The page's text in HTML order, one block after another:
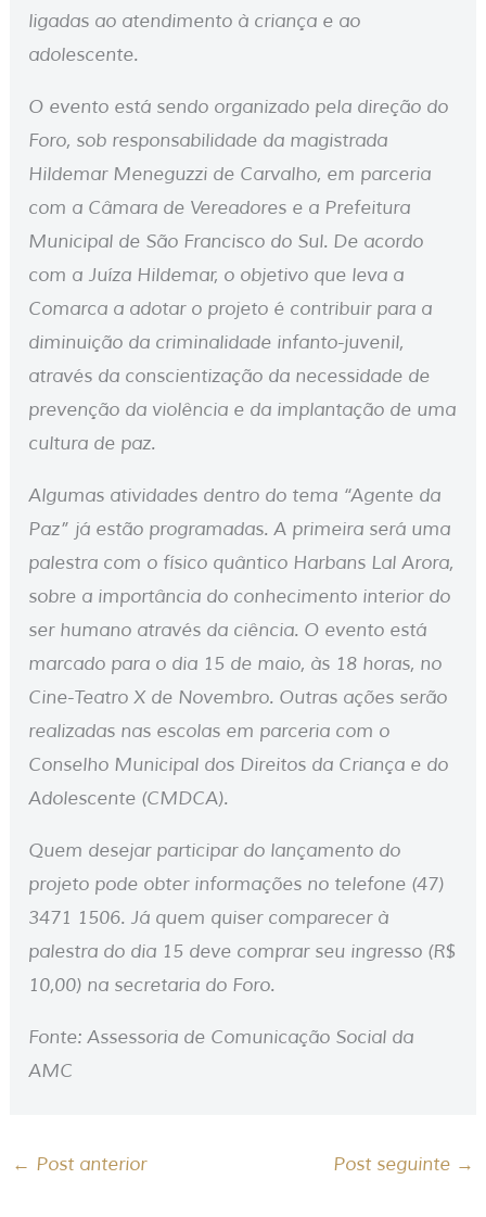
ligadas ao atendimento à criança e ao
adolescente.
O evento está sendo organizado pela direção do
Foro, sob responsabilidade da magistrada
Hildemar Meneguzzi de Carvalho, em parceria
com a Câmara de Vereadores e a Prefeitura
Municipal de São Francisco do Sul. De acordo
com a Juíza Hildemar, o objetivo que leva a
Comarca a adotar o projeto é contribuir para a
diminuição da criminalidade infanto-juvenil,
através da conscientização da necessidade de
prevenção da violência e da implantação de uma
cultura de paz.
Algumas atividades dentro do tema “Agente da
Paz” já estão programadas. A primeira será uma
palestra com o físico quântico Harbans Lal Arora,
sobre a importância do conhecimento interior do
ser humano através da ciência. O evento está
marcado para o dia 15 de maio, às 18 horas, no
Cine-Teatro X de Novembro. Outras ações serão
realizadas nas escolas em parceria com o
Conselho Municipal dos Direitos da Criança e do
Adolescente (CMDCA).
Quem desejar participar do lançamento do
projeto pode obter informações no telefone (47)
3471 1506. Já quem quiser comparecer à
palestra do dia 15 deve comprar seu ingresso (R$
10,00) na secretaria do Foro.
Fonte: Assessoria de Comunicação Social da
AMC
← Post anterior Post seguinte →